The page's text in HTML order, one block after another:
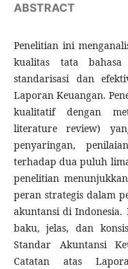
ABSTRACT
Penelitian ini
kualitas tata
standarisasi dan
Laporan Keuangan.
kualitatif dengan
literature review)
penyaringan,
terhadap dua puluh
penelitian
peran strategis dalam
akuntansi di Indonesia.
baku, jelas, dan
Standar Akuntansi
Catatan atas